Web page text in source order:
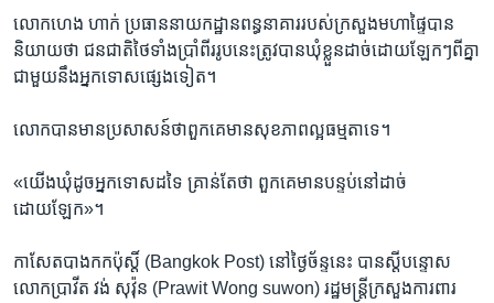
លោក​ហេង ហាក់​ ប្រធាន​នាយកដ្ឋាន​ពន្ធនាគារ​របស់​ក្រសួង​មហាផ្ទៃ​បាន​
និយាយថា ​ជនជាតិ​ថៃ​ទាំង​ប្រាំពីរ​រូបនេះ​ត្រូវបាន​ឃុំ​ខ្លួនដាច់​ដោយឡែកៗ​ពីគ្នា​
ជាមួយ​នឹង​អ្នកទោស​ផ្សេងទៀត។
លោក​បាន​មាន​ប្រសាសន៍ថា​ពួកគេ​មាន​សុខភាព​ល្អ​ធម្មតាទេ។
«យើង​ឃុំ​ដូច​អ្នក​ទោស​ដទៃ ​គ្រាន់តែ​ថា ពួកគេ​មាន​បន្ទប់​នៅ​ដាច់​
ដោយឡែក»។
កាសែតបាងកកប៉ុស្តិ៍ (​Bangkok Post) ​នៅ​ថ្ងៃច័ន្ទ​នេះ​ បាន​ស្តី​បន្ទោស​
លោក​ប្រាវីត វង់ សុវ៉ុន (Prawit Wong suwon)​ រដ្ឋមន្រ្តី​ក្រសួង​ការពារ